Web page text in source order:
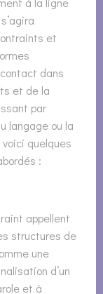
et
dans
et de la
par
langage ou la
quelques
:
appellent
structures de
une
d’un
et à